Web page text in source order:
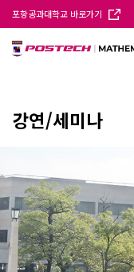
포항공과대학교 바로가기
강연/세미나